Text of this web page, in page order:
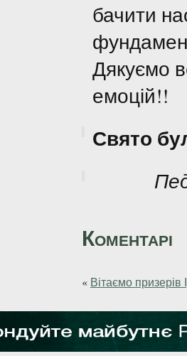
бачити
Дякуємо
емоцій!!
Свято
Коментарі
« Вітаємо призерів